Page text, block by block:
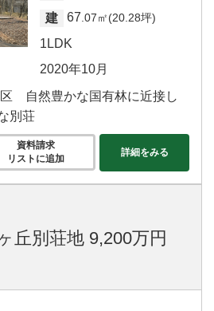
建 67.07㎡(20.28坪)
1LDK
2020年10月
自然豊かな国有林に近接し
別荘
資料請求
リストに追加
詳細をみる
丘別荘地 9,200万円